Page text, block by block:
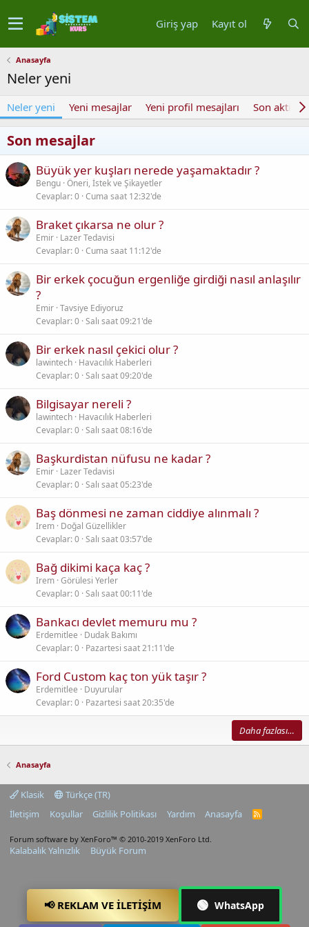
Giriş yap Kayıt ol
Anasayfa
Neler yeni
Neler yeni Yeni mesajlar Yeni profil mesajları Son aktivite
Son mesajlar
Büyük yer kuşları nerede yaşamaktadır ?
Bengu Öneri, İstek ve Şikayetler
Cevaplar 0 Cuma saat 12:32'de
Braket çıkarsa ne olur ?
Emir Lazer Tedavisi
Cevaplar 0 Cuma saat 11:12'de
Bir erkek çocuğun ergenliğe girdiği nasıl anlaşılır
?
Emir Tavsiye Ediyoruz
Cevaplar 0 Salı saat 09:21'de
Bir erkek nasıl çekici olur ?
lawintech Havacılık Haberleri
Cevaplar 0 Salı saat 09:20'de
Bilgisayar nereli ?
lawintech Havacılık Haberleri
Cevaplar 0 Salı saat 08:16'de
Başkurdistan nüfusu ne kadar ?
Emir Lazer Tedavisi
Cevaplar 0 Salı saat 05:23'de
Baş dönmesi ne zaman ciddiye alınmalı ?
Irem Doğal Güzellikler
Cevaplar 0 Salı saat 03:57'de
Bağ dikimi kaça kaç ?
Irem Görülesi Yerler
Cevaplar 0 Salı saat 00:11'de
Bankacı devlet memuru mu ?
Erdemitlee
Dudak Bakımı
Cevaplar 0 Pazartesi saat 21:11'de
Ford Custom kaç ton yük taşır ?
Erdemitlee
Duyurular
Cevaplar 0 Pazartesi saat 20:35'de
Daha fazlası…
Anasayfa
Klasik
Türkçe (TR)
İletişim
Koşullar Gizlilik Politikası Yardım Anasayfa
R
Forum software by XenForo™ © 2010-2019 XenForo Ltd.
Kalabalık Yalnızlık Büyük Forum
📢 REKLAM VE İLETIŞIM 🟢 WhatsApp